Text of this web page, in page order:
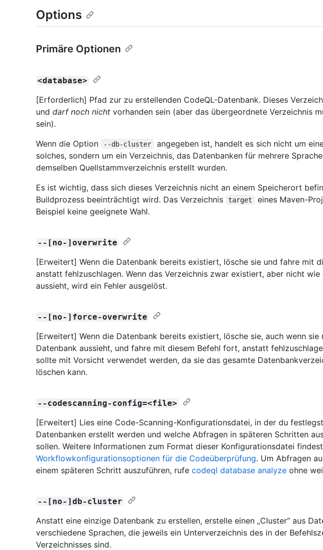
Options
Primäre Optionen
<database>
[Erforderlich] Pfad zur zu erstellenden CodeQL-Datenbank. Dieses
und darf noch nicht vorhanden sein (aber das übergeordnete Verzeichnis
sein).
Wenn die Option
--db-cluster
angegeben ist, handelt es sich nicht um
solches, sondern um ein Verzeichnis, das Datenbanken für mehrere
demselben Quellstammverzeichnis erstellt wurden.
Es ist wichtig, dass sich dieses Verzeichnis nicht an einem Speicherort
Buildprozess beeinträchtigt wird. Das Verzeichnis
target
eines Maven-
Beispiel keine geeignete Wahl.
--[no-]overwrite
[Erweitert] Wenn die Datenbank bereits existiert, lösche sie und fahre mit
anstatt fehlzuschlagen. Wenn das Verzeichnis zwar existiert, aber nicht wie
aussieht, wird ein Fehler ausgelöst.
--[no-]force-overwrite
[Erweitert] Wenn die Datenbank bereits existiert, lösche sie, auch wenn sie
Datenbank aussieht, und fahre mit diesem Befehl fort, anstatt
sollte mit Vorsicht verwendet werden, da sie das gesamte
löschen kann.
--codescanning-config=<file>
[Erweitert] Lies eine Code-Scanning-Konfigurationsdatei, in der du
Datenbanken erstellt werden und welche Abfragen in späteren Schritten
sollen. Weitere Informationen zum Format dieser Konfigurationsdatei
Workflowkonfigurationsoptionen für die Codeüberprüfung. Um Abfragen
einem späteren Schritt auszuführen, rufe codeql database analyze ohne
--[no-]db-cluster
Anstatt eine einzige Datenbank zu erstellen, erstelle einen „Cluster“ aus
verschiedene Sprachen, die jeweils ein Unterverzeichnis des in der
Verzeichnisses sind.